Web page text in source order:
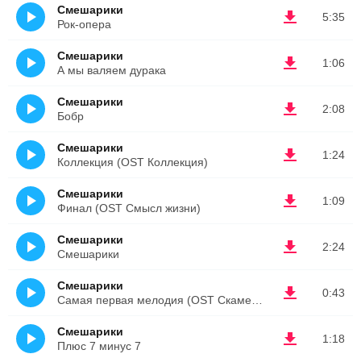
5:35
Смешарики
Рок-опера
1:06
Смешарики
А мы валяем дурака
2:08
Смешарики
Бобр
1:24
Смешарики
Коллекция (OST Коллекция)
1:09
Смешарики
Финал (OST Смысл жизни)
2:24
Смешарики
Смешарики
0:43
Смешарики
1:18
Смешарики
Плюс 7 минус 7